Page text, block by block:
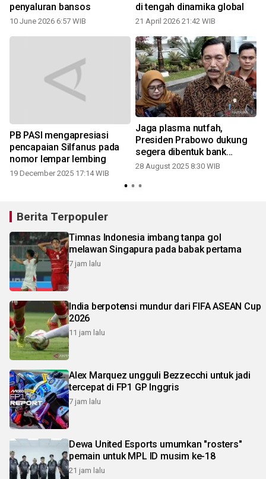
penyaluran bansos
10 June 2026 6:57 WIB
di tengah dinamika global
21 April 2026 21:42 WIB
PB PASI mengapresiasi
pencapaian Silfanus pada
nomor lempar lembing
19 December 2025 17:14 WIB
Jaga plasma nutfah,
Presiden Prabowo dukung
segera dibentuk bank
genetik
28 August 2025 8:30 WIB
Berita Terpopuler
Timnas Indonesia imbang tanpa gol
melawan Singapura pada babak pertama
7 jam lalu
India berpotensi mundur dari FIFA ASEAN Cup
2026
11 jam lalu
Alex Marquez ungguli Bezzecchi untuk jadi
tercepat di FP1 GP Inggris
7 jam lalu
Dewa United Esports umumkan "rosters"
pemain untuk MPL ID musim ke-18
21 jam lalu